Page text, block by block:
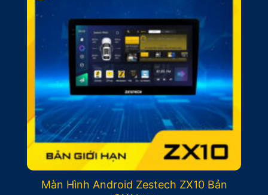
Màn Hình Android Zestech ZX10 Bản